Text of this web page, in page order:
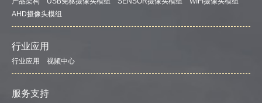
AHD摄像头模组
行业应用
行业应用 视频中心
服务支持